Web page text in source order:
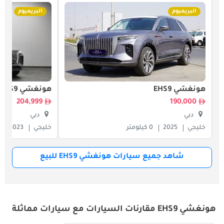
البريميوم
هونغشي EHS9
190,000
دبي
خليجي
2025 0 كيلومتر
البريميوم
هونغشي EHS9
204,999
دبي
خليجي
2023
شاهد جميع سيارات هونغشي EHS9 للبيع
هونغشي EHS9 مقارنات السيارات مع سيارات مماثلة